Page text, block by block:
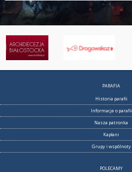
PARAFIA
Historia parafii
Informacje o parafii
Nasza patronka
Kapłani
Grupy i wspólnoty
POLECAMY